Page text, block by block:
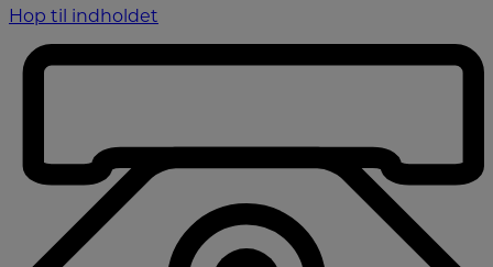
Hop til indholdet